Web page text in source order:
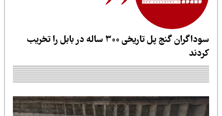
سوداگران گنج پل تاریخی ۳۰۰ ساله در بابل را تخریب